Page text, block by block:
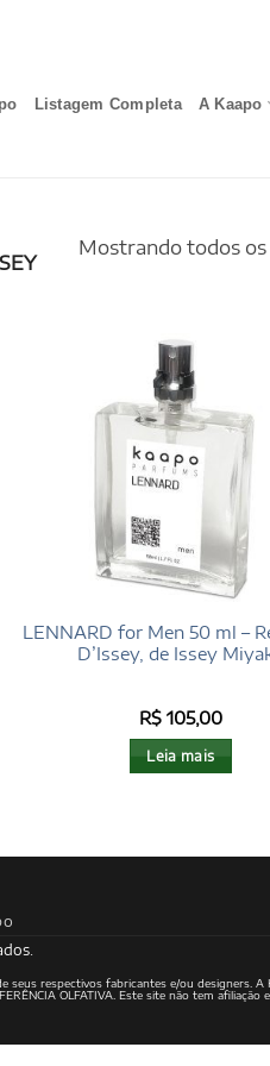
Listagem Completa A Kaapo
Mostrando todos
LENNARD for Men 50 ml –
D’Issey, de Issey
R$105,00
Leia mais
seus respectivos fabricantes e/ou
OLFATIVA. Este site não tem